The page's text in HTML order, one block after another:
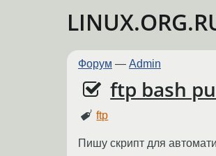
Форум — Admin
ftp bash
ftp
Пишу скрипт для